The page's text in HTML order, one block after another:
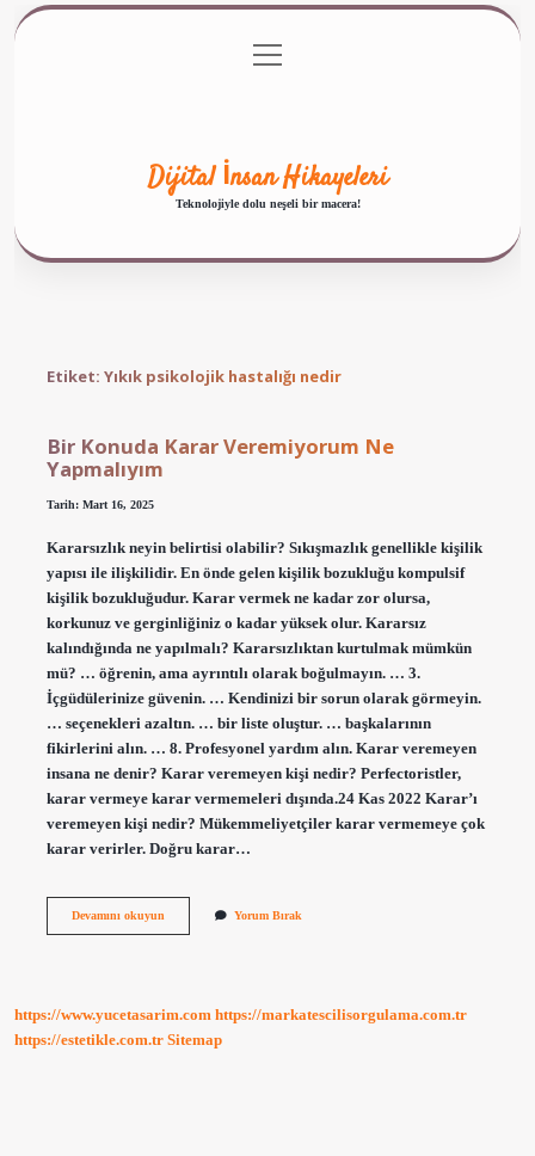
Gizlilik Politikası
menüyü
aç
Dijital İnsan Hikayeleri
Teknolojiyle dolu neşeli bir macera!
Etiket: Yıkık psikolojik hastalığı nedir
Bir Konuda Karar Veremiyorum Ne
Yapmalıyım
Tarih: Mart 16, 2025
Kararsızlık neyin belirtisi olabilir? Sıkışmazlık genellikle kişilik
yapısı ile ilişkilidir. En önde gelen kişilik bozukluğu kompulsif
kişilik bozukluğudur. Karar vermek ne kadar zor olursa,
korkunuz ve gerginliğiniz o kadar yüksek olur. Kararsız
kalındığında ne yapılmalı? Kararsızlıktan kurtulmak mümkün
mü? … öğrenin, ama ayrıntılı olarak boğulmayın. … 3.
İçgüdülerinize güvenin. … Kendinizi bir sorun olarak görmeyin.
… seçenekleri azaltın. … bir liste oluştur. … başkalarının
fikirlerini alın. … 8. Profesyonel yardım alın. Karar veremeyen
insana ne denir? Karar veremeyen kişi nedir? Perfectoristler,
karar vermeye karar vermemeleri dışında.24 Kas 2022 Karar’ı
veremeyen kişi nedir? Mükemmeliyetçiler karar vermemeye çok
karar verirler. Doğru karar…
Devamını okuyunBir
Yorum Bırak
https://www.yucetasarim.com https://markatescilisorgulama.com.tr
https://estetikle.com.tr Sitemap